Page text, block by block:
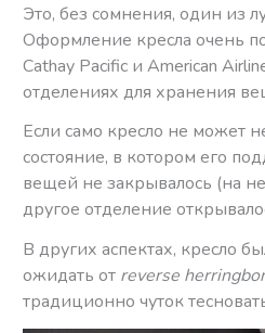
Это, без сомнения, один из
Оформление кресла очень
Cathay Pacific и American
отделениях для хранения
Если само кресло не может
состояние, в котором его
вещей не закрывалось (на
другое отделение
В других аспектах, кресло
ожидать от reverse
традиционно чуток